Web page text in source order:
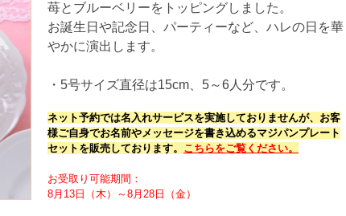
苺とブルーベリーをトッピングしました。
お誕生日や記念日、パーティーなど、ハレの日を華
やかに演出します。
・5号サイズ直径は15cm、5～6人分です。
ネット予約では名入れサービスを実施しておりませんが、お客
様ご自身でお名前やメッセージを書き込めるマジパンプレート
セットを販売しております。 こちらをご覧ください。
お受取り可能期間：
8月13日（木）～8月28日（金）